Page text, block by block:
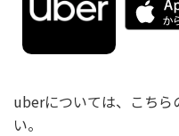
uberについては、こちら
い。